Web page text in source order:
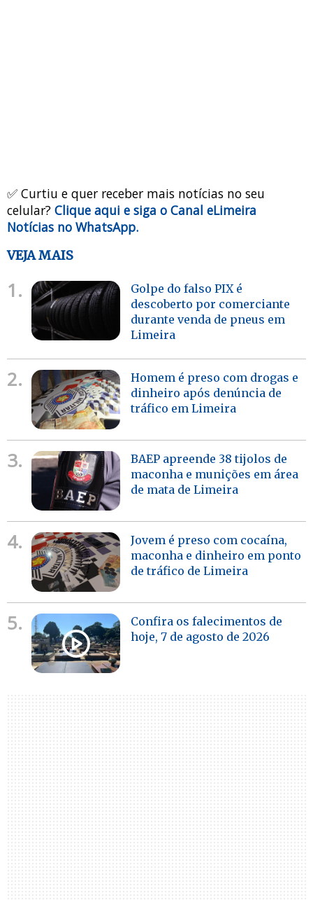
✅ Curtiu e quer receber mais notícias no seu
celular? Clique aqui e siga o Canal eLimeira
Notícias no WhatsApp.
VEJA MAIS
1.
Golpe do falso PIX é
descoberto por comerciante
durante venda de pneus em
Limeira
2.
Homem é preso com drogas e
dinheiro após denúncia de
tráfico em Limeira
3.
BAEP apreende 38 tijolos de
maconha e munições em área
de mata de Limeira
4.
Jovem é preso com cocaína,
maconha e dinheiro em ponto
de tráfico de Limeira
5.
Confira os falecimentos de
hoje, 7 de agosto de 2026